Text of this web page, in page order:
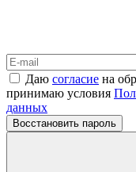
Даю согласие на
принимаю условия
данных
Восстановить пароль